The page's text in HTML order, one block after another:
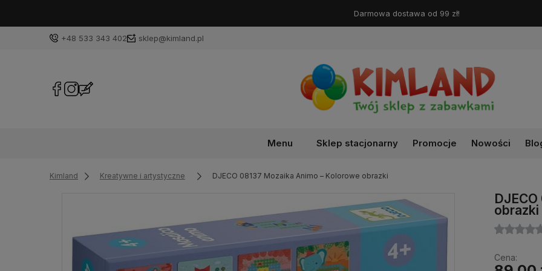
Darmowa dostawa od 99 zł!
+48 533 343 402 sklep@kimland.pl
Menu Sklep stacjonarny Promocje Nowości
Kimland Kreatywne i artystyczne DJECO 08137 Mozaika Animo – Kolorowe obrazki
obrazki
Cena: